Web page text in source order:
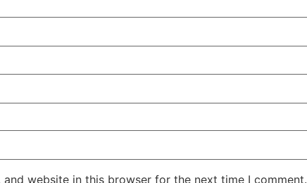
and website in this browser for the next time I comment.